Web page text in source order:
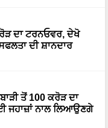
ਦਾ ਟਰਨਓਵਰ, ਦੇਖੋ
ਦੀ ਸ਼ਾਨਦਾਰ
ਤੋਂ 100 ਕਰੋੜ ਦਾ
ਜਹਾਜ਼ਾਂ ਨਾਲ ਲਿਆਉਣਗੇ